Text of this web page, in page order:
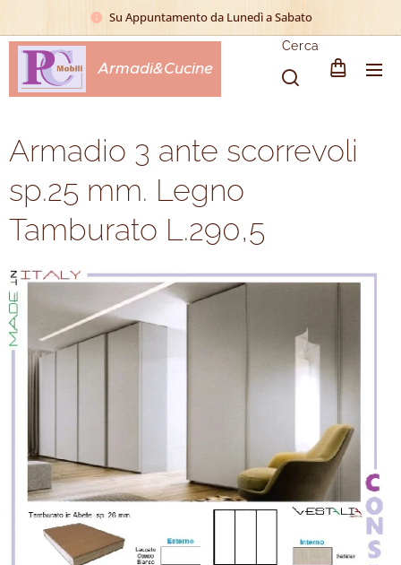
Su Appuntamento da Lunedì a Sabato
Armadi&Cucine
Cerca
Armadio 3 ante scorrevoli
sp.25 mm. Legno
Tamburato L.290,5